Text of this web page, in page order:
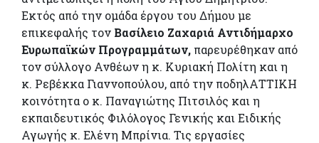
Εκτός από την ομάδα έργου του Δήμου με
επικεφαλής τον Βασίλειο Ζαχαριά Αντιδήμαρχο
Ευρωπαϊκών Προγραμμάτων, παρευρέθηκαν από
τον σύλλογο Ανθέων η κ. Κυριακή Πολίτη και η
κ. Ρεβέκκα Γιαννοπούλου, από την ποδηλΑΤΤΙΚΗ
κοινότητα ο κ. Παναγιώτης Πιτσιλός και η
εκπαιδευτικός Φιλόλογος Γενικής και Ειδικής
Αγωγής κ. Ελένη Μπρίνια. Τις εργασίες